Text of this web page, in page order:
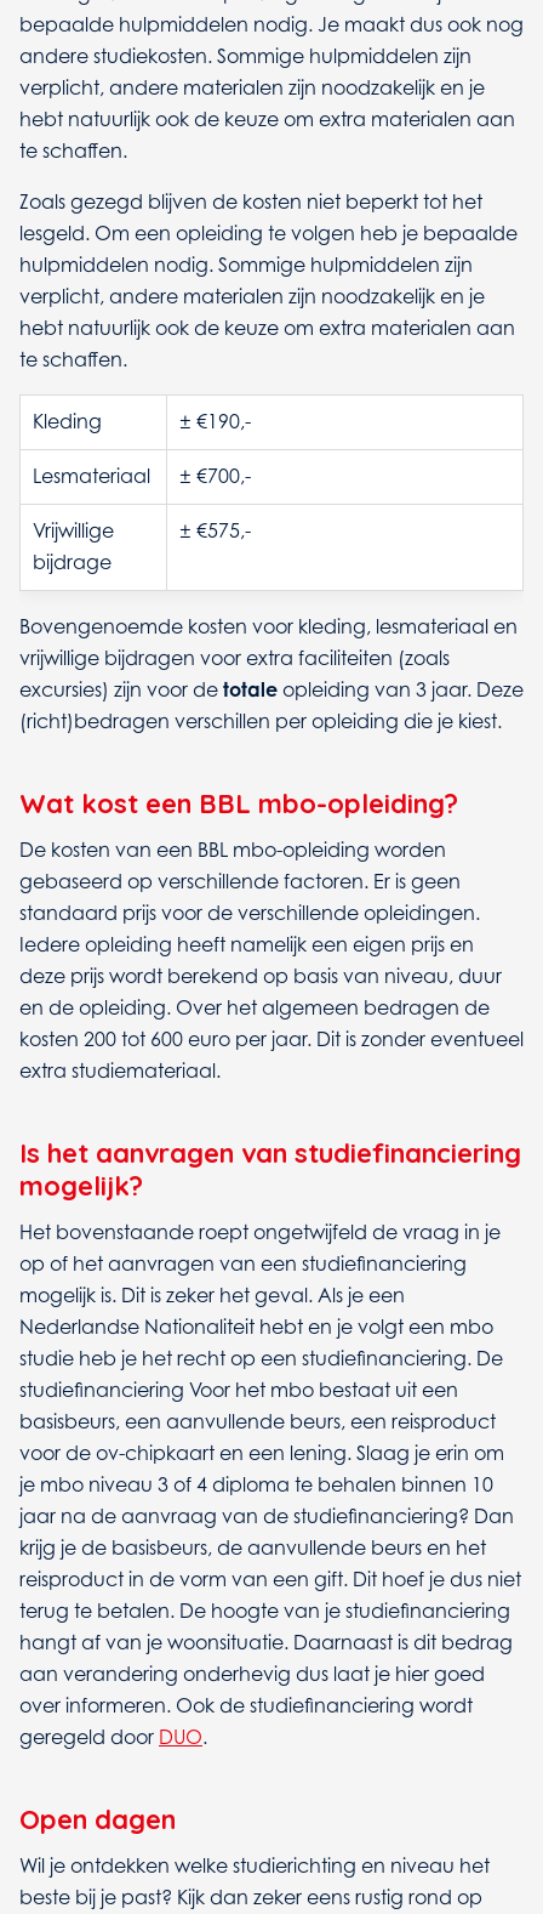
bepaalde hulpmiddelen nodig. Je maakt dus ook nog
andere studiekosten. Sommige hulpmiddelen zijn
verplicht, andere materialen zijn noodzakelijk en je
hebt natuurlijk ook de keuze om extra materialen aan
te schaffen.
Zoals gezegd blijven de kosten niet beperkt tot het
lesgeld. Om een opleiding te volgen heb je bepaalde
hulpmiddelen nodig. Sommige hulpmiddelen zijn
verplicht, andere materialen zijn noodzakelijk en je
hebt natuurlijk ook de keuze om extra materialen aan
te schaffen.
Kleding ± €190,-
Lesmateriaal ± €700,-
Vrijwillige
bijdrage
± €575,-
Bovengenoemde kosten voor kleding, lesmateriaal en
vrijwillige bijdragen voor extra faciliteiten (zoals
excursies) zijn voor de totale opleiding van 3 jaar. Deze
(richt)bedragen verschillen per opleiding die je kiest.
Wat kost een BBL mbo-opleiding?
De kosten van een BBL mbo-opleiding worden
gebaseerd op verschillende factoren. Er is geen
standaard prijs voor de verschillende opleidingen.
Iedere opleiding heeft namelijk een eigen prijs en
deze prijs wordt berekend op basis van niveau, duur
en de opleiding. Over het algemeen bedragen de
kosten 200 tot 600 euro per jaar. Dit is zonder eventueel
extra studiemateriaal.
Is het aanvragen van studiefinanciering
mogelijk?
Het bovenstaande roept ongetwijfeld de vraag in je
op of het aanvragen van een studiefinanciering
mogelijk is. Dit is zeker het geval. Als je een
Nederlandse Nationaliteit hebt en je volgt een mbo
studie heb je het recht op een studiefinanciering. De
studiefinanciering Voor het mbo bestaat uit een
basisbeurs, een aanvullende beurs, een reisproduct
voor de ov-chipkaart en een lening. Slaag je erin om
je mbo niveau 3 of 4 diploma te behalen binnen 10
jaar na de aanvraag van de studiefinanciering? Dan
krijg je de basisbeurs, de aanvullende beurs en het
reisproduct in de vorm van een gift. Dit hoef je dus niet
terug te betalen. De hoogte van je studiefinanciering
hangt af van je woonsituatie. Daarnaast is dit bedrag
aan verandering onderhevig dus laat je hier goed
over informeren. Ook de studiefinanciering wordt
geregeld door DUO.
Open dagen
Wil je ontdekken welke studierichting en niveau het
beste bij je past? Kijk dan zeker eens rustig rond op